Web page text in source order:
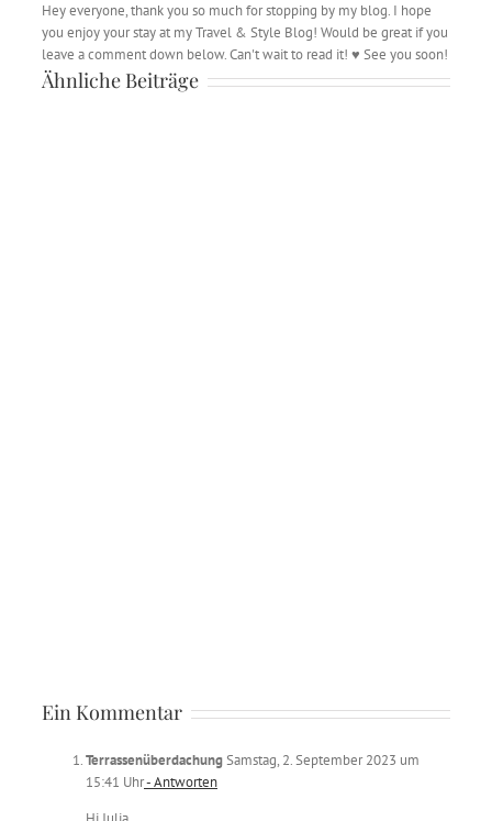
Hey everyone, thank you so much for stopping by my blog. I hope
you enjoy your stay at my Travel & Style Blog! Would be great if you
leave a comment down below. Can't wait to read it! ♥ See you soon!
Ähnliche Beiträge
Ein Kommentar
TerrassenüberdachungSamstag, 2. September 2023 um
15:41 Uhr- Antworten